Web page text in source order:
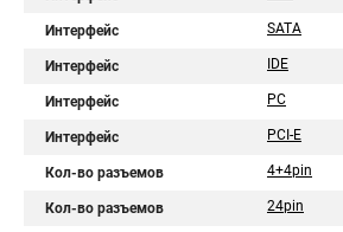
Интерфейс SATA
Интерфейс IDE
Интерфейс PC
Интерфейс PCI-E
Кол-во разъемов 4+4pin
Кол-во разъемов 24pin